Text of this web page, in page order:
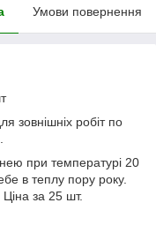
Умови повернення
зовнішніх робіт по
при температурі 20
в теплу пору року.
Ціна за 25 шт.